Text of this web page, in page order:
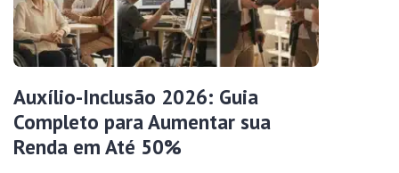
Auxílio-Inclusão 2026: Guia
Completo para Aumentar sua
Renda em Até 50%